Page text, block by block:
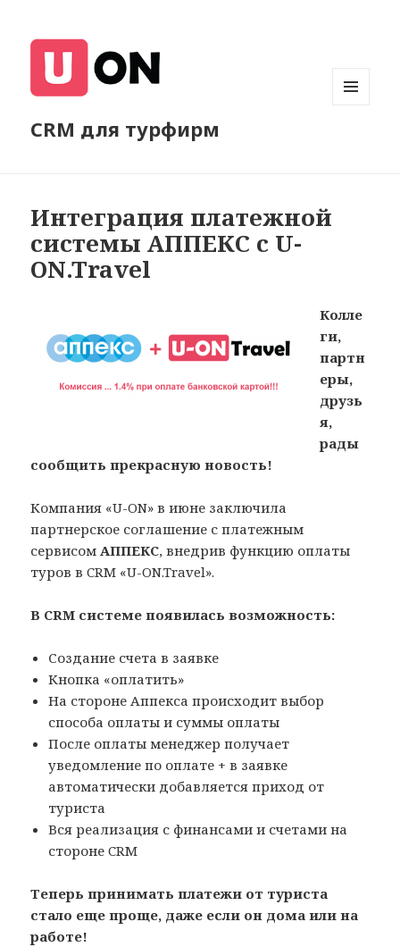
CRM для турфирм
Интеграция платежной
системы АППЕКС с U-
ON.Travel
Колле
ги,
партн
еры,
друзь
я,
рады
сообщить прекрасную новость!
Компания «U-ON» в июне заключила
партнерское соглашение с платежным
сервисомАППЕКС, внедрив функцию оплаты
туров в CRM «U-ON.Travel».
В CRM системе появилась возможность:
Создание счета в заявке
Кнопка «оплатить»
На стороне Аппекса происходит выбор
способа оплаты и суммы оплаты
После оплаты менеджер получает
уведомление по оплате + в заявке
автоматически добавляется приход от
туриста
Вся реализация с финансами и счетами на
стороне CRM
Теперь принимать платежи от туриста
стало еще проще, даже если он дома или на
работе!